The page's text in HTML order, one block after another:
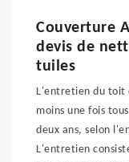
Couverture
devis de
tuiles
L'entretien du toit
moins une fois
deux ans, selon
L'entretien